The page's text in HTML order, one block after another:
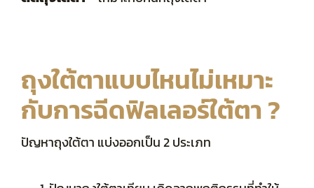
ถุงใต้ตาแบบไหนไม่เหมาะ
กับการฉีดฟิลเลอร์ใต้ตา ?
ปัญหาถุงใต้ตา แบ่งออกเป็น 2 ประเภท